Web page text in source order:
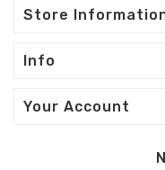
Store
Info
Your Account